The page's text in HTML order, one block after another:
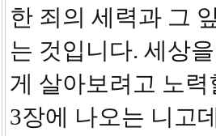
한 죄의 세력과 그
는 것입니다. 세상
게 살아보려고 노
3장에 나오는 니고